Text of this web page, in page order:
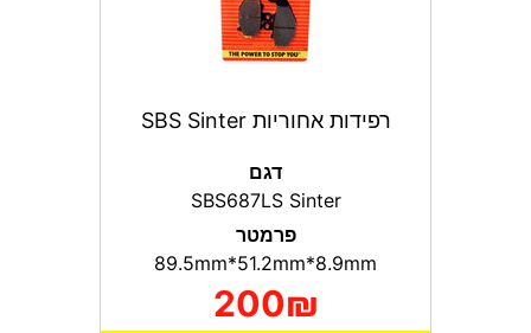
רפידות אחוריות SBS Sinter
דגם
SBS687LS Sinter
פרמטר
200₪